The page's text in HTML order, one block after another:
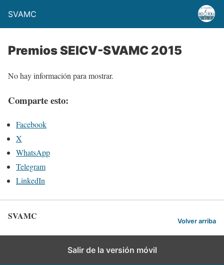
SVAMC
Premios SEICV-SVAMC 2015
No hay información para mostrar.
Comparte esto:
Facebook
X
WhatsApp
Telegram
LinkedIn
SVAMC Volver arriba
Salir de la versión móvil